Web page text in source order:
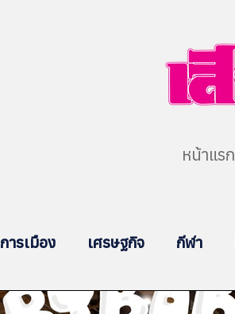
หน้าแรก
การเมือง เศรษฐกิจ กีฬา